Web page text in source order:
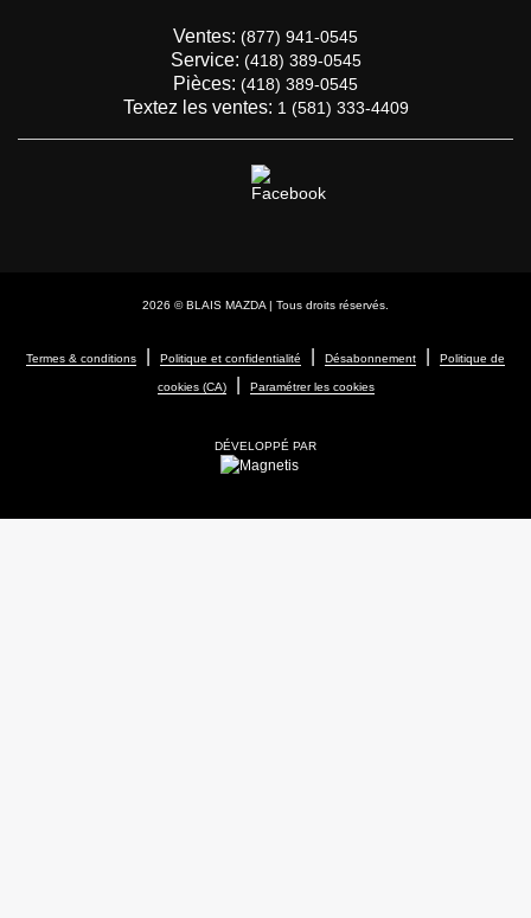
Ventes: (877) 941-0545
Service: (418) 389-0545
Pièces: (418) 389-0545
Textez les ventes: 1 (581) 333-4409
2026 © BLAIS MAZDA | Tous droits réservés.
Termes & conditions Politique et confidentialité Désabonnement Politique de
cookies (CA)| Paramétrer les cookies
DÉVELOPPÉ PAR